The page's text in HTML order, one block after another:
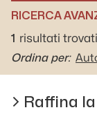
RICERCA
1 risultati trovati
Ordina per:
Raffina